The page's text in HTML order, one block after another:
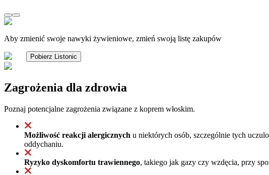
Aby zmienić swoje nawyki żywieniowe, zmień swoją listę zakupów
Pobierz Listonic
Zagrożenia dla zdrowia
Poznaj potencjalne zagrożenia związane z koprem włoskim.
Możliwość reakcji alergicznych u niektórych osób, szczególnie tych
oddychaniu.
Ryzyko dyskomfortu trawiennego, takiego jak gazy czy wzdęcia, przy